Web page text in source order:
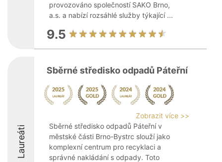
provozováno společností SAKO Brno,
a.s. a nabízí rozsáhlé služby týkající ...
9.5
Laureáti
Sběrné středisko odpadů Páteřní
Zobrazit více >>
Sběrné středisko odpadů Páteřní v
městské části Brno-Bystrc slouží jako
komplexní centrum pro recyklaci a
správné nakládání s odpady. Toto